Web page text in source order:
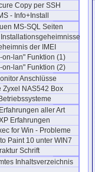
Copy per SSH
- Info+Install
MS-SQL Seiten
der IMEI
on-lan" Funktion (1)
on-lan" Funktion (2)
Anschlüsse
Zyxel NAS542 Box
aller Art
Erfahrungen
for Win - Probleme
Paint 10 unter WIN7
Schrift
Inhaltsverzeichnis